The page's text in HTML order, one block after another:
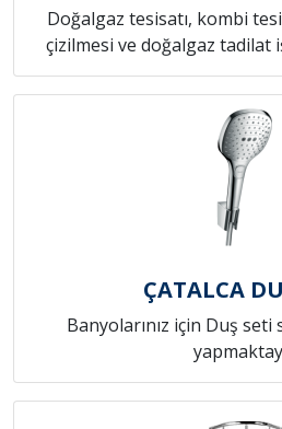
Doğalgaz tesisatı, kombi
çizilmesi ve doğalgaz tadilat
ÇATALCA
Banyolarınız için Duş seti